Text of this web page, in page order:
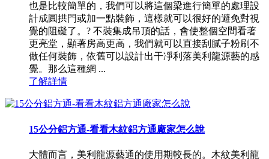
也是比較簡單的，我們可以將這個梁進行簡單的處理設
計成圓拱門或加一點裝飾，這樣就可以很好的避免對視
覺的阻礙了。? 不裝集成吊頂的話，會使整個空間看著
更亮堂，顯著房高更高，我們就可以直接刮膩子粉刷不
做任何裝飾，依舊可以設計出干凈利落美利龍源藝的感
覺。那么這種網 ...
了解詳情
15公分鋁方通-看看木紋鋁方通廠家怎么說
大體而言，美利龍源藝通的使用期較長的。木紋美利龍